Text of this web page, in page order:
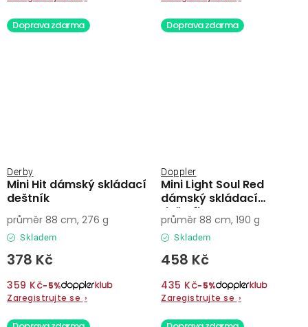
Doprava zdarma
Mini Hit dámský skládací
deštník
Derby
Skladem
378 Kč
359 Kč−5%
Zaregistrujte se ›
průměr 88 cm, 276 g
Doprava zdarma
Mini Light Soul Red
dámský skládací
deštník
Doppler
Skladem
458 Kč
435 Kč−5%
Zaregistrujte se ›
průměr 88 cm, 190 g